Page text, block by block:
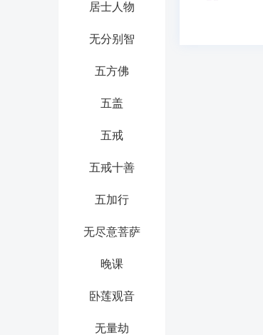
居士人物
无分别智
五方佛
五盖
五戒
五戒十善
五加行
无尽意菩萨
晚课
卧莲观音
无量劫